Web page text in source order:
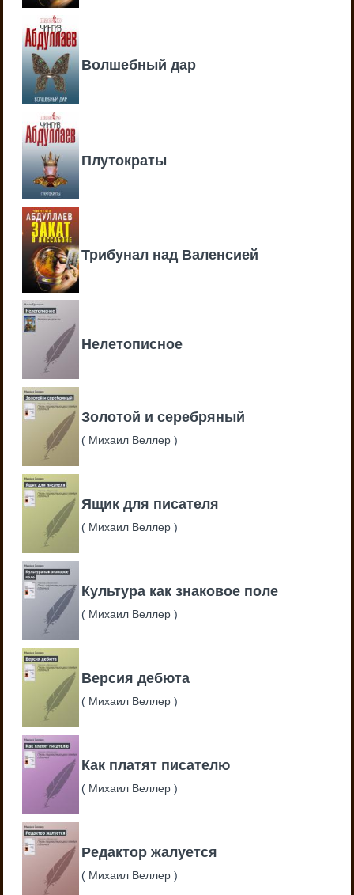
Волшебный дар
Плутократы
Трибунал над Валенсией
Нелетописное
Золотой и серебряный
( Михаил Веллер)
Ящик для писателя
( Михаил Веллер)
Культура как знаковое поле
( Михаил Веллер)
Версия дебюта
( Михаил Веллер)
Как платят писателю
( Михаил Веллер)
Редактор жалуется
( Михаил Веллер)